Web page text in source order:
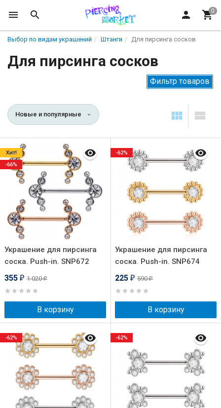
Выбор по видам украшений Штанги Для пирсинга сосков
Для пирсинга сосков
Фильтр товаров
Новые и популярные
Украшение для пирсинга
соска. Push-in. SNP672
355 ₽ 1 020₽
В корзину
Хит!
-66%
Украшение для пирсинга
соска. Push-in. SNP674
225 ₽ 590₽
В корзину
-62%
-62% -62%